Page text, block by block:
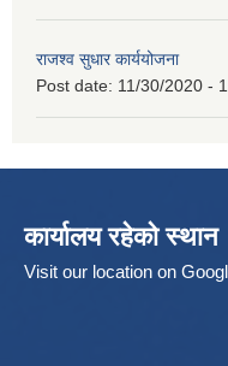
राजश्व सुधार कार्ययोजना
Post date: 11/30/2020 -
कार्यालय रहेको स्थान
Visit our location on